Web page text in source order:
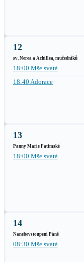
12
sv. Nerea a Achillea, mučedníků
18:00 Mše svatá
18:40 Adorace
13
Panny Marie Fatimské
18:00 Mše svatá
14
Nanebevstoupení Páně
08:30 Mše svatá